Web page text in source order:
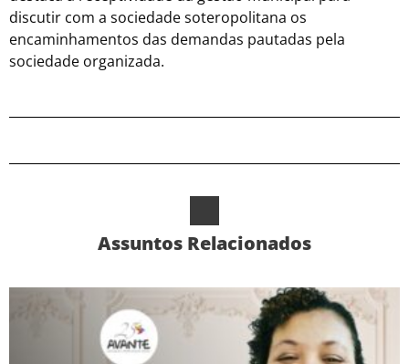
discutir com a sociedade soteropolitana os
encaminhamentos das demandas pautadas pela
sociedade organizada.
Assuntos Relacionados